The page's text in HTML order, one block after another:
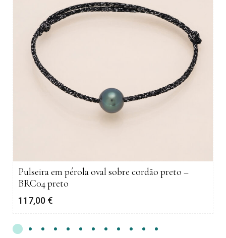
Pulseira em pérola oval sobre cordão preto –
BRC04 preto
117,00 €